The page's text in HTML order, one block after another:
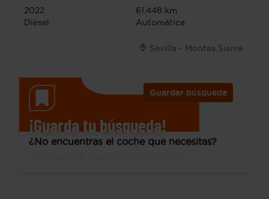
2022
61.448 km
Diésel
Automática
Sevilla - Montes Sierra
Guardar búsqueda
¡Guarda tu búsqueda!
¿No encuentras el coche que necesitas?